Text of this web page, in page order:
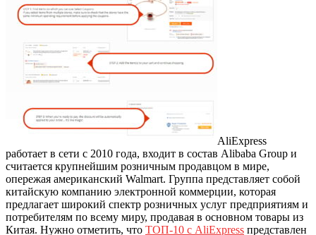
AliExpress
работает в сети с 2010 года, входит в состав Alibaba Group и
считается крупнейшим розничным продавцом в мире,
опережая американский Walmart. Группа представляет собой
китайскую компанию электронной коммерции, которая
предлагает широкий спектр розничных услуг предприятиям и
потребителям по всему миру, продавая в основном товары из
Китая. Нужно отметить, что ТОП-10 с AliExpress представлен